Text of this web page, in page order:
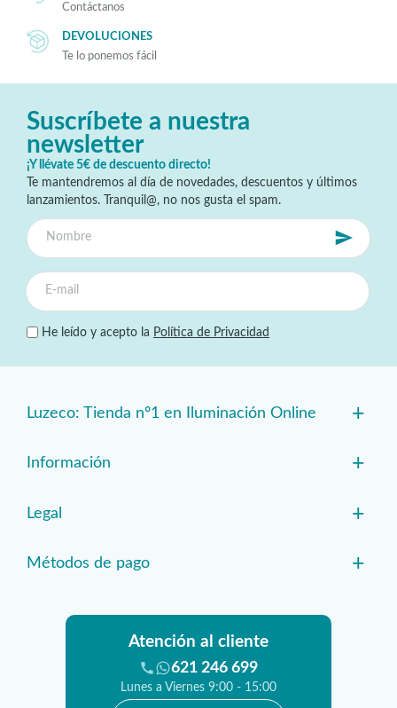
Contáctanos
DEVOLUCIONES
Te lo ponemos fácil
Suscríbete a nuestra
newsletter
¡Y llévate 5€ de descuento directo!
Te mantendremos al día de novedades, descuentos y últimos
lanzamientos. Tranquil@, no nos gusta el spam.
He leído y acepto la Política de Privacidad
Luzeco: Tienda nº1 en Iluminación Online +
Información +
Legal +
Métodos de pago +
Atención al cliente
621 246 699
Lunes a Viernes 9:00 - 15:00